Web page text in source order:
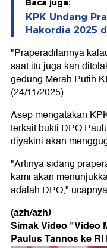
Baca juga:
KPK Undang
Hakordia 2025
"Praperadilannya
saat itu juga kan
gedung Merah Putih
(24/11/2025).
Asep mengatakan
terkait bukti DPO
diyakini akan
"Artinya sidang
kami akan
adalah DPO,"
(azh/azh)
Simak Video "Video
Paulus Tannos ke